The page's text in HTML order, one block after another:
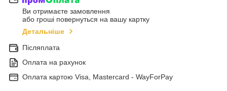
Ви отримаєте замовлення
або гроші повернуться на вашу картку
Детальніше
Післяплата
Оплата на рахунок
Оплата картою Visa, Mastercard - WayForPay